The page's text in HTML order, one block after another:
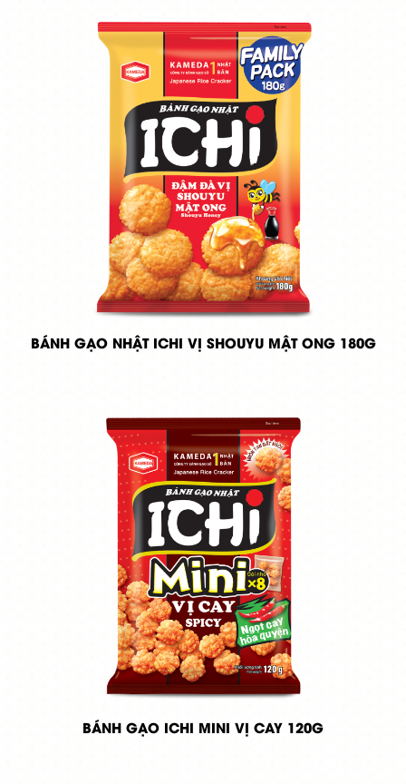
BÁNH GẠO NHẬT ICHI VỊ SHOUYU MẬT ONG 180G
BÁNH GẠO ICHI MINI VỊ CAY 120G